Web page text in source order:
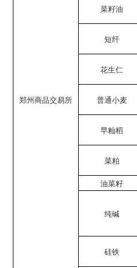
郑州商品交易所
菜籽油
短纤
花生仁
普通小麦
早籼稻
菜粕
油菜籽
纯碱
硅铁